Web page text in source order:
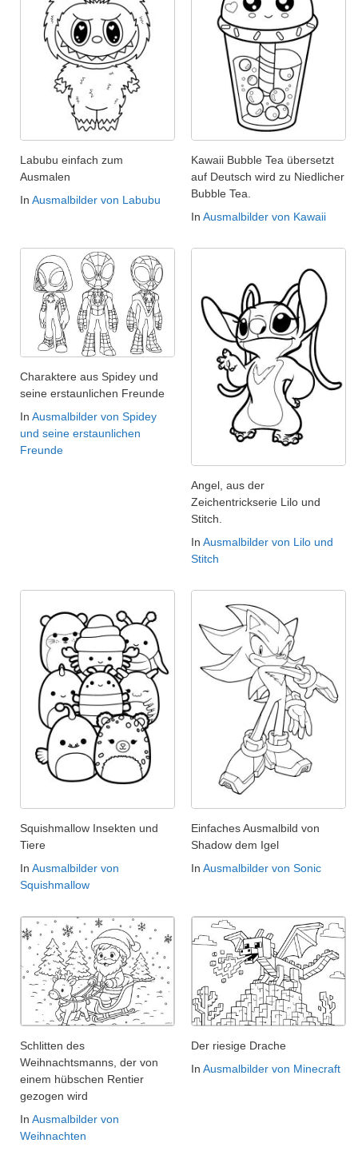
Labubu einfach zum
Ausmalen
In Ausmalbilder von Labubu
Kawaii Bubble Tea übersetzt
auf Deutsch wird zu Niedlicher
Bubble Tea.
In Ausmalbilder von Kawaii
Charaktere aus Spidey und
seine erstaunlichen Freunde
In Ausmalbilder von Spidey
und seine erstaunlichen
Freunde
Angel, aus der
Zeichentrickserie Lilo und
Stitch.
In Ausmalbilder von Lilo und
Stitch
Squishmallow Insekten und
Tiere
In Ausmalbilder von
Squishmallow
Einfaches Ausmalbild von
Shadow dem Igel
In Ausmalbilder von Sonic
Schlitten des
Weihnachtsmanns, der von
einem hübschen Rentier
gezogen wird
In Ausmalbilder von
Weihnachten
Der riesige Drache
In Ausmalbilder von Minecraft